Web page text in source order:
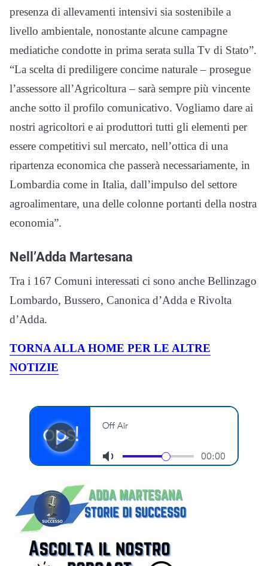
presenza di allevamenti intensivi sia sostenibile a
livello ambientale, nonostante alcune campagne
mediatiche condotte in prima serata sulla Tv di Stato”.
“La scelta di prediligere concime naturale – prosegue
l’assessore all’Agricoltura – sarà sempre più vincente
anche sotto il profilo comunicativo. Vogliamo dare ai
nostri agricoltori e ai produttori tutti gli elementi per
essere competitivi sul mercato, nell’ottica di una
ripartenza economica che passerà necessariamente, in
Lombardia come in Italia, dall’impulso del settore
agroalimentare, una delle colonne portanti della nostra
economia”.
Nell’Adda Martesana
Tra i 167 Comuni interessati ci sono anche Bellinzago
Lombardo, Bussero, Canonica d’Adda e Rivolta
d’Adda.
TORNA ALLA HOME PER LE ALTRE
NOTIZIE